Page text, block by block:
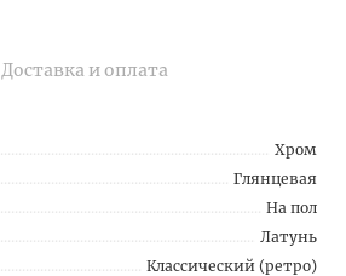
Доставка и оплата
Хром
Глянцевая
На пол
Латунь
Классический (ретро)